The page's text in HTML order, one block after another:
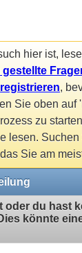
hier ist,
gestellte
registrieren,
Sie oben auf
zu
lesen. Suchen
Sie am
oder du hast
könnte